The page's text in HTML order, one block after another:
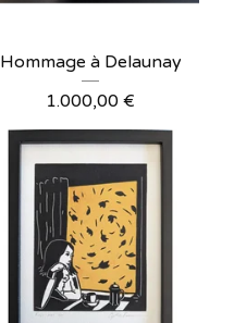
Hommage à Delaunay
1.000,00 €